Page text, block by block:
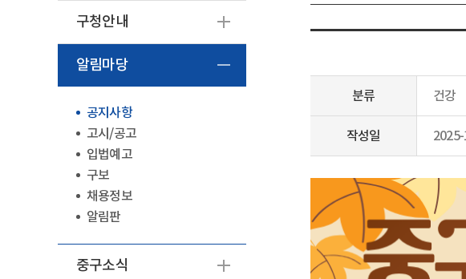
구청안내
알림마당
공지사항
고시/공고
입법예고
구보
채용정보
알림판
중구소식
분류 건강
작성일